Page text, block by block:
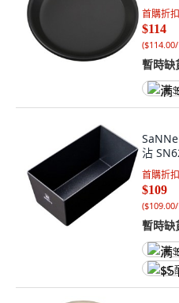
首購折
$114
(
暫時缺
满
沾
首購折
$109
(
暫時缺
满
$5